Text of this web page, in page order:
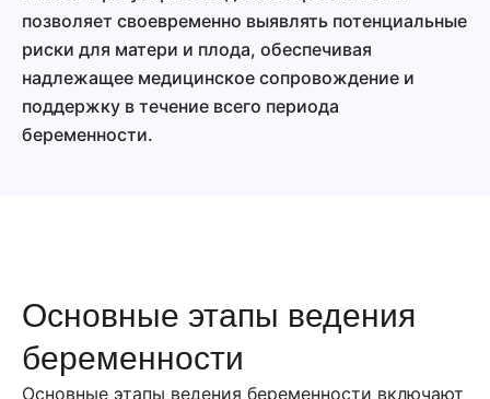
позволяет своевременно выявлять потенциальные
риски для матери и плода, обеспечивая
надлежащее медицинское сопровождение и
поддержку в течение всего периода
беременности.
Основные этапы ведения
беременности
Основные этапы ведения беременности включают